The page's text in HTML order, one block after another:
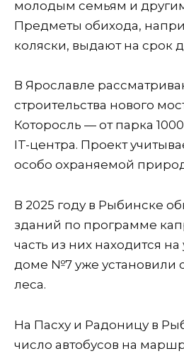
молодым семьям и
Предметы обихода,
коляски, выдают на срок
В Ярославле
строительства нового
Которосль — от парка
IT-центра. Проект
особо охраняемой
В 2025 году в Рыбинске
зданий по программе
часть из них находится
доме №7 уже установили
леса.
На Пасху и Радоницу в
число автобусов на